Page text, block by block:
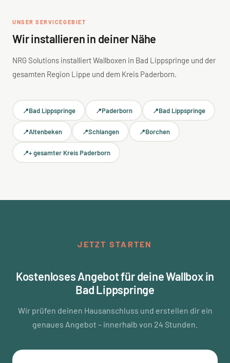
UNSER SERVICEGEBIET
Wir installieren in deiner Nähe
NRG Solutions installiert Wallboxen in Bad Lippspringe und der
gesamten Region Lippe und dem Kreis Paderborn.
Bad Lippspringe Paderborn Bad Lippspringe
Altenbeken Schlangen Borchen
+ gesamter Kreis Paderborn
JETZT STARTEN
Kostenloses Angebot für deine Wallbox in
Bad Lippspringe
Wir prüfen deinen Hausanschluss und erstellen dir ein
genaues Angebot – innerhalb von 24 Stunden.